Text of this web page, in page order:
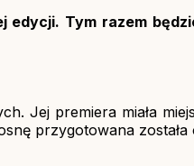
Tym razem
Jej premiera miała
przygotowana